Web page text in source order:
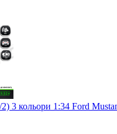
3 кольори 1:34 Ford